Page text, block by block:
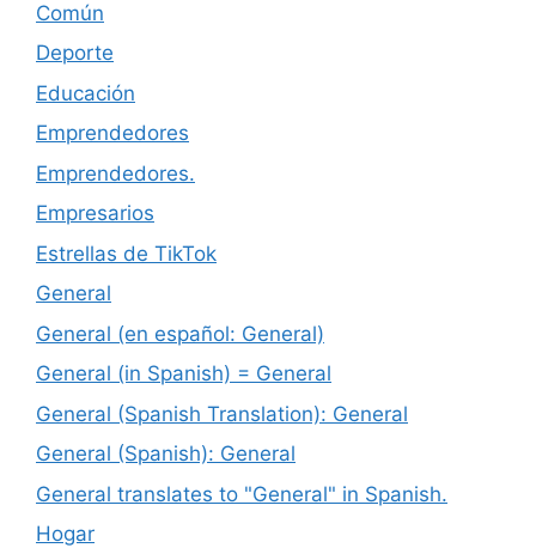
Común
Deporte
Educación
Emprendedores
Emprendedores.
Empresarios
Estrellas de TikTok
General
General (en español: General)
General (in Spanish) = General
General (Spanish Translation): General
General (Spanish): General
General translates to "General" in Spanish.
Hogar